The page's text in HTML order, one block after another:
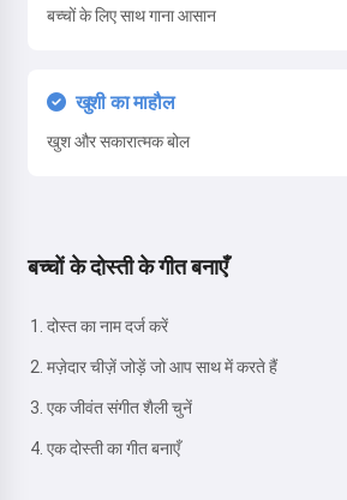
बच्चों के लिए साथ गाना आसान
खुशी का माहौल
खुश और सकारात्मक बोल
बच्चों के दोस्ती के गीत बनाएँ
दोस्त का नाम दर्ज करें
मज़ेदार चीज़ें जोड़ें जो आप साथ में करते हैं
एक जीवंत संगीत शैली चुनें
एक दोस्ती का गीत बनाएँ